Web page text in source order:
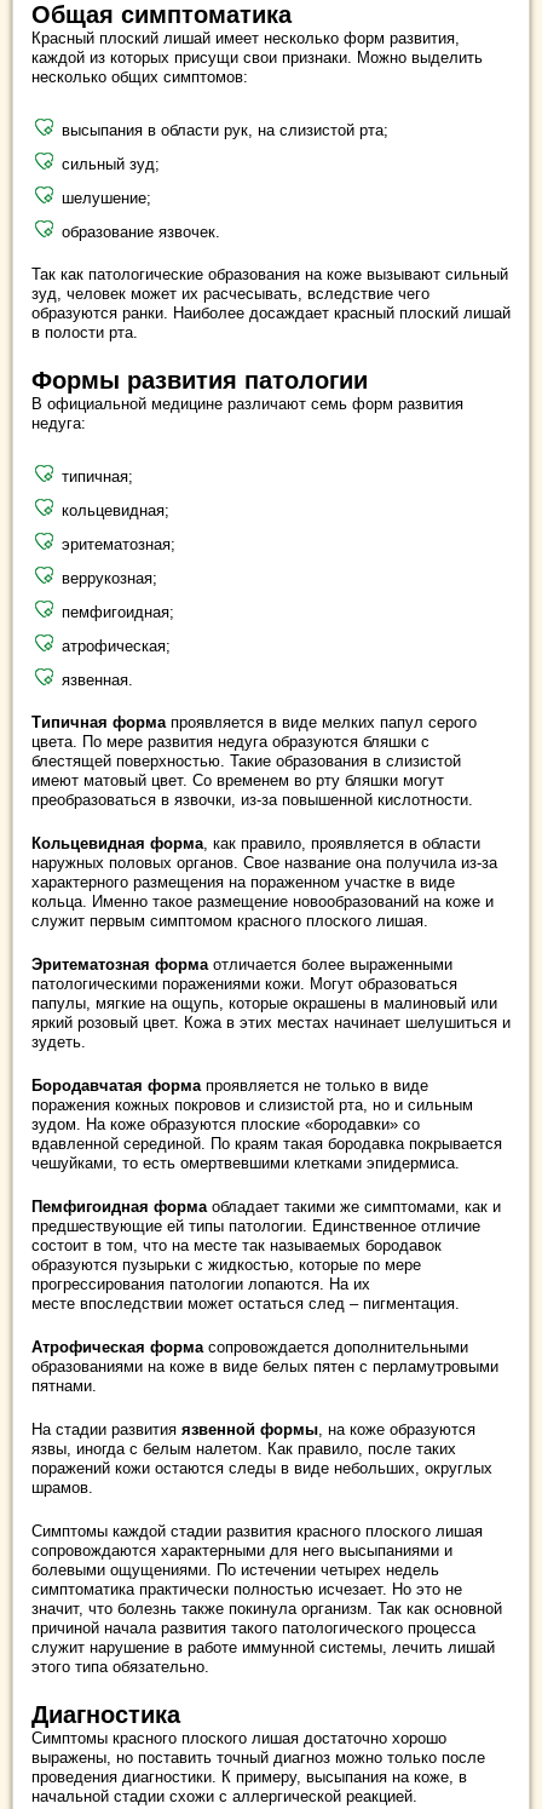
Общая симптоматика
Красный плоский лишай имеет несколько форм развития,
каждой из которых присущи свои признаки. Можно выделить
несколько общих симптомов:
высыпания в области рук, на слизистой рта;
сильный зуд;
шелушение;
образование язвочек.
Так как патологические образования на коже вызывают сильный
зуд, человек может их расчесывать, вследствие чего
образуются ранки. Наиболее досаждает красный плоский лишай
в полости рта.
Формы развития патологии
В официальной медицине различают семь форм развития
недуга:
типичная;
кольцевидная;
эритематозная;
веррукозная;
пемфигоидная;
атрофическая;
язвенная.
Типичная формапроявляется в виде мелких папул серого
цвета. По мере развития недуга образуются бляшки с
блестящей поверхностью. Такие образования в слизистой
имеют матовый цвет. Со временем во рту бляшки могут
преобразоваться в язвочки, из-за повышенной кислотности.
Кольцевидная форма, как правило, проявляется в области
наружных половых органов. Свое название она получила из-за
характерного размещения на пораженном участке в виде
кольца. Именно такое размещение новообразований на коже и
служит первым симптомом красного плоского лишая.
Эритематозная формаотличается более выраженными
патологическими поражениями кожи. Могут образоваться
папулы, мягкие на ощупь, которые окрашены в малиновый или
яркий розовый цвет. Кожа в этих местах начинает шелушиться и
зудеть.
Бородавчатая формапроявляется не только в виде
поражения кожных покровов и слизистой рта, но и сильным
зудом. На коже образуются плоские «бородавки» со
вдавленной серединой. По краям такая бородавка покрывается
чешуйками, то есть омертвевшими клетками эпидермиса.
Пемфигоидная формаобладает такими же симптомами, как и
предшествующие ей типы патологии. Единственное отличие
состоит в том, что на месте так называемых бородавок
образуются пузырьки с жидкостью, которые по мере
прогрессирования патологии лопаются. На их
месте впоследствии может остаться след – пигментация.
Атрофическая формасопровождается дополнительными
образованиями на коже в виде белых пятен с перламутровыми
пятнами.
На стадии развития язвенной формы, на коже образуются
язвы, иногда с белым налетом. Как правило, после таких
поражений кожи остаются следы в виде небольших, округлых
шрамов.
Симптомы каждой стадии развития красного плоского лишая
сопровождаются характерными для него высыпаниями и
болевыми ощущениями. По истечении четырех недель
симптоматика практически полностью исчезает. Но это не
значит, что болезнь также покинула организм. Так как основной
причиной начала развития такого патологического процесса
служит нарушение в работе иммунной системы, лечить лишай
этого типа обязательно.
Диагностика
Симптомы красного плоского лишая достаточно хорошо
выражены, но поставить точный диагноз можно только после
проведения диагностики. К примеру, высыпания на коже, в
начальной стадии схожи с аллергической реакцией.